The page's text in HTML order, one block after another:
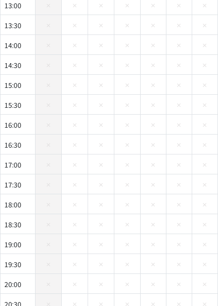
13:00
13:30
14:00
14:30
15:00
15:30
16:00
16:30
17:00
17:30
18:00
18:30
19:00
19:30
20:00
20:30